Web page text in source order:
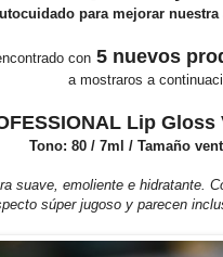
para mejorar nuestra
con 5 nuevos
a mostraros a
Lip Gloss
Tono: 80 / 7ml / Tamaño
suave, emoliente e hidratante.
súper jugoso y parecen